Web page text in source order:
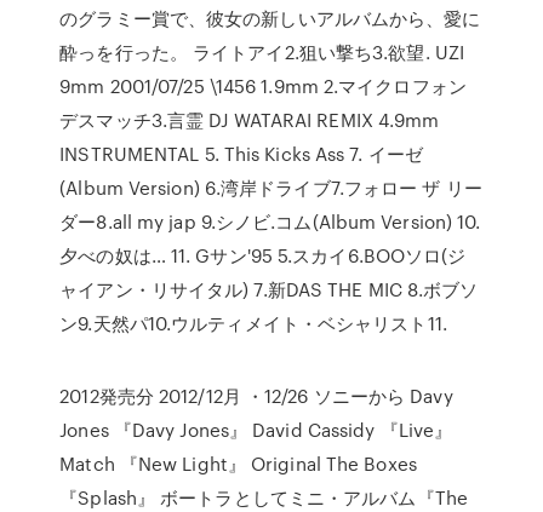
のグラミー賞で、彼女の新しいアルバムから、愛に
酔っを行った。 ライトアイ2.狙い撃ち3.欲望. UZI
9mm 2001/07/25 \1456 1.9mm 2.マイクロフォン
デスマッチ3.言霊 DJ WATARAI REMIX 4.9mm
INSTRUMENTAL 5. This Kicks Ass 7. イーゼ
(Album Version) 6.湾岸ドライブ7.フォロー ザ リー
ダー8.all my jap 9.シノビ.コム(Album Version) 10.
夕べの奴は… 11. Gサン'95 5.スカイ6.BOOソロ(ジ
ャイアン・リサイタル) 7.新DAS THE MIC 8.ボブソ
ン9.天然パ10.ウルティメイト・ベシャリスト11.
2012発売分 2012/12月 ・12/26 ソニーから Davy
Jones 『Davy Jones』 David Cassidy 『Live』
Match 『New Light』 Original The Boxes
『Splash』 ボートラとしてミニ・アルバム『The